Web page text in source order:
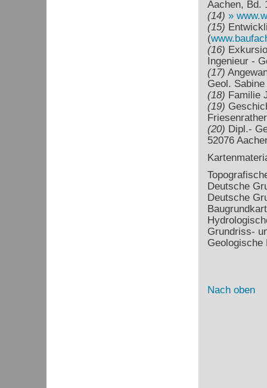
Aachen, Bd.
(14)
(15)
(
(16)
Ingenieur -
(17)
Geol.
(18) Familie
(19)
(20) Dipl.-
52076
Deutsche
Deutsche
Grundriss-
Geologische
Nach oben